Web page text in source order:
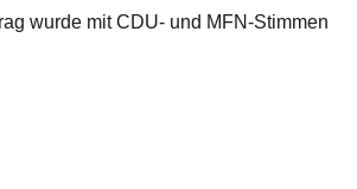
wurde mit CDU- und MFN-Stimmen